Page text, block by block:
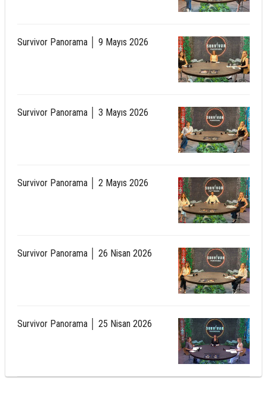
Survivor Panorama │ 9 Mayıs 2026
Survivor Panorama │ 3 Mayıs 2026
Survivor Panorama │ 2 Mayıs 2026
Survivor Panorama │ 26 Nisan 2026
Survivor Panorama │ 25 Nisan 2026